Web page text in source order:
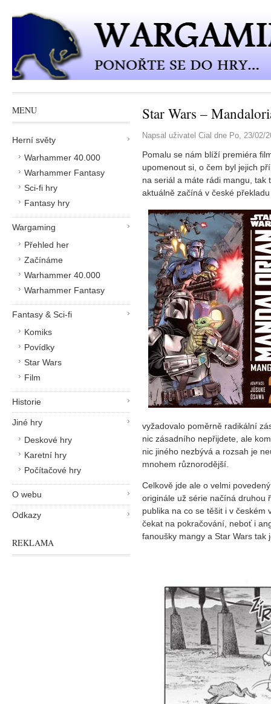
Star Wars –
Napsal uživatel Cial dne Po, 23/02/
Pomalu se nám blíží premiéra
upomenout si, o čem byl jejich
na seriál a máte rádi mangu, tak
aktuálně začíná v české
vyžadovalo poměrně radikální
nic zásadního nepřijdete, ale
nic jiného nezbývá a rozsah je
mnohem různorodější.
Celkově jde ale o velmi
originále už série načíná druhou
publika na co se těšit i v českém
čekat na pokračování, neboť i
fanoušky mangy a Star Wars tak
MENU
Herní světy
Warhammer 40.000
Warhammer Fantasy
Sci-fi hry
Fantasy hry
Wargaming
Přehled her
Začínáme
Warhammer 40.000
Warhammer Fantasy
Fantasy & Sci-fi
Komiks
Povídky
Star Wars
Film
Historie
Jiné hry
Deskové hry
Karetní hry
Počítačové hry
O webu
Odkazy
REKLAMA